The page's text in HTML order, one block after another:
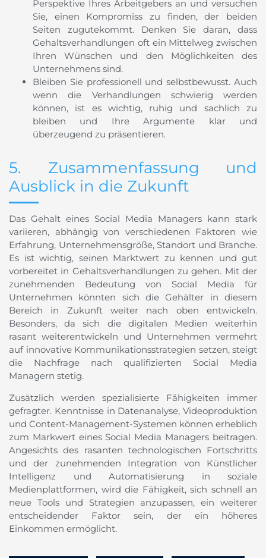
Perspektive Ihres Arbeitgebers an und versuchen
Sie, einen Kompromiss zu finden, der beiden
Seiten zugutekommt. Denken Sie daran, dass
Gehaltsverhandlungen oft ein Mittelweg zwischen
Ihren Wünschen und den Möglichkeiten des
Unternehmens sind.
Bleiben Sie professionell und selbstbewusst. Auch
wenn die Verhandlungen schwierig werden
können, ist es wichtig, ruhig und sachlich zu
bleiben und Ihre Argumente klar und
überzeugend zu präsentieren.
5. Zusammenfassung und
Ausblick in die Zukunft
Das Gehalt eines Social Media Managers kann stark
variieren, abhängig von verschiedenen Faktoren wie
Erfahrung, Unternehmensgröße, Standort und Branche.
Es ist wichtig, seinen Marktwert zu kennen und gut
vorbereitet in Gehaltsverhandlungen zu gehen. Mit der
zunehmenden Bedeutung von Social Media für
Unternehmen könnten sich die Gehälter in diesem
Bereich in Zukunft weiter nach oben entwickeln.
Besonders, da sich die digitalen Medien weiterhin
rasant weiterentwickeln und Unternehmen vermehrt
auf innovative Kommunikationsstrategien setzen, steigt
die Nachfrage nach qualifizierten Social Media
Managern stetig.
Zusätzlich werden spezialisierte Fähigkeiten immer
gefragter. Kenntnisse in Datenanalyse, Videoproduktion
und Content-Management-Systemen können erheblich
zum Markwert eines Social Media Managers beitragen.
Angesichts des rasanten technologischen Fortschritts
und der zunehmenden Integration von Künstlicher
Intelligenz und Automatisierung in soziale
Medienplattformen, wird die Fähigkeit, sich schnell an
neue Tools und Strategien anzupassen, ein weiterer
entscheidender Faktor sein, der ein höheres
Einkommen ermöglicht.